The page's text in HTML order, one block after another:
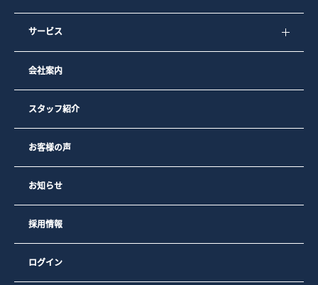
サービス
会社案内
スタッフ紹介
お客様の声
お知らせ
採用情報
ログイン